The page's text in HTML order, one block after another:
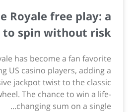
Royale free play: a
to spin without risk
has become a fan favorite
US casino players, adding a
jackpot twist to the classic
The chance to win a life-
changing sum on a single...